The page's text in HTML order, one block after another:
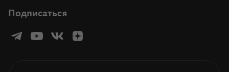
Подписаться